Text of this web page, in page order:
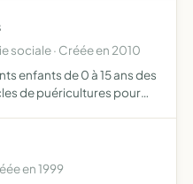
sociale · Créée en 2010
enfants de 0 à 15 ans des
de puéricultures pour
en 1999